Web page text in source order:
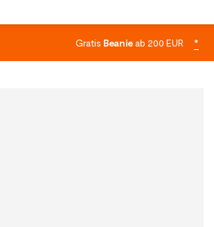
Gratis Beanieab 200 EUR *